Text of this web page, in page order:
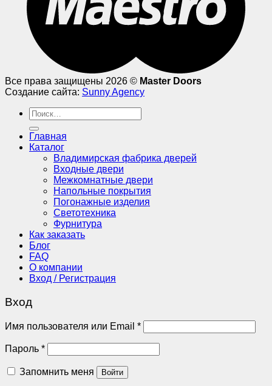
Все права защищены 2026 © Master Doors
Создание сайта: Sunny Agency
Искать:
Главная
Каталог
Владимирская фабрика дверей
Входные двери
Межкомнатные двери
Напольные покрытия
Погонажные изделия
Светотехника
Фурнитура
Как заказать
Блог
FAQ
О компании
Вход / Регистрация
Вход
Имя пользователя или Email *Обязательно
Пароль *Обязательно
Запомнить меня Войти